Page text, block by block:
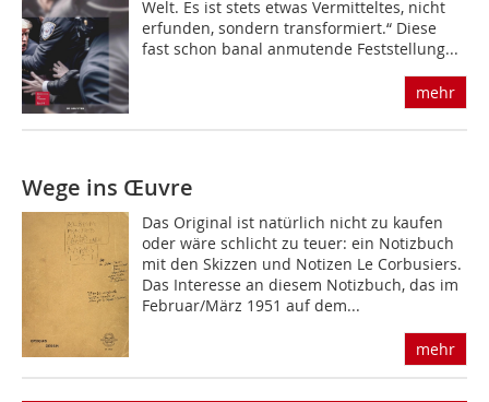
Welt. Es ist stets etwas Vermitteltes, nicht
erfunden, sondern transformiert.“ Diese
fast schon banal anmutende Feststellung...
mehr
Wege ins Œuvre
Das Original ist natürlich nicht zu kaufen
oder wäre schlicht zu teuer: ein Notizbuch
mit den Skizzen und Notizen Le Corbusiers.
Das Interesse an diesem Notizbuch, das im
Februar/März 1951 auf dem...
mehr